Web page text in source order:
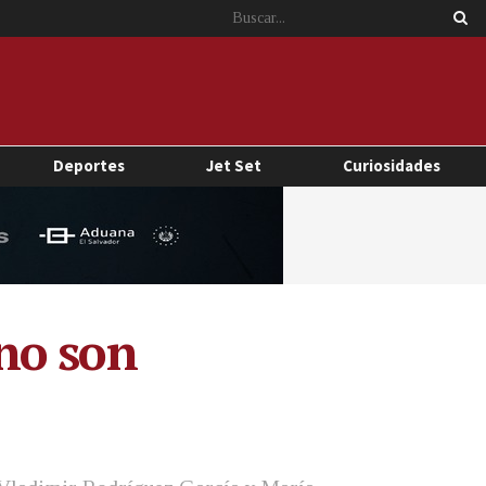
Deportes Jet Set Curiosidades
son